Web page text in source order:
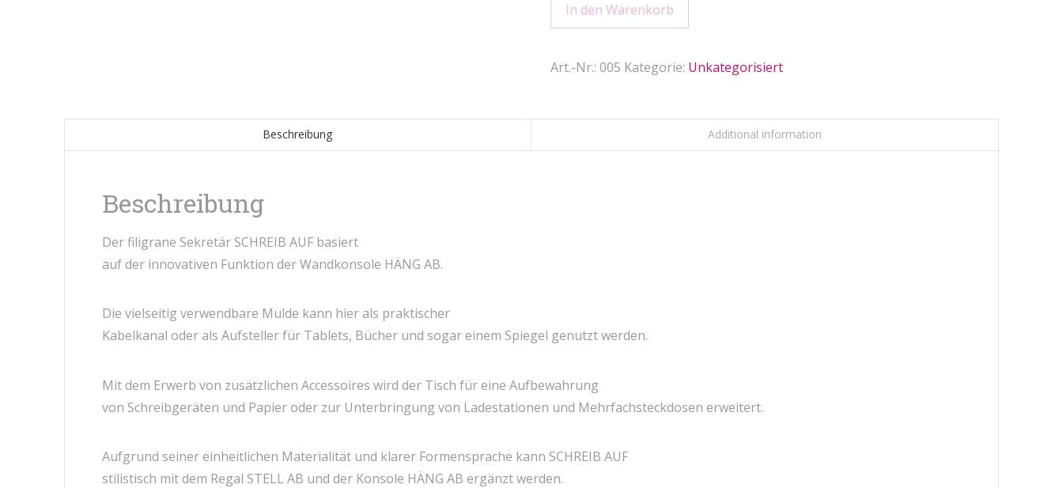
quantity
In den Warenkorb
Art.-Nr.: 005 Kategorie: Unkategorisiert
Beschreibung Additional information
Beschreibung
Der filigrane Sekretär SCHREIB AUF basiert
auf der innovativen Funktion der Wandkonsole HÄNG AB.
Die vielseitig verwendbare Mulde kann hier als praktischer
Kabelkanal oder als Aufsteller für Tablets, Bücher und sogar einem Spiegel genutzt werden.
Mit dem Erwerb von zusätzlichen Accessoires wird der Tisch für eine Aufbewahrung
von Schreibgeräten und Papier oder zur Unterbringung von Ladestationen und Mehrfachsteckdosen erweitert.
Aufgrund seiner einheitlichen Materialität und klarer Formensprache kann SCHREIB AUF
stilistisch mit dem Regal STELL AB und der Konsole HÄNG AB ergänzt werden.